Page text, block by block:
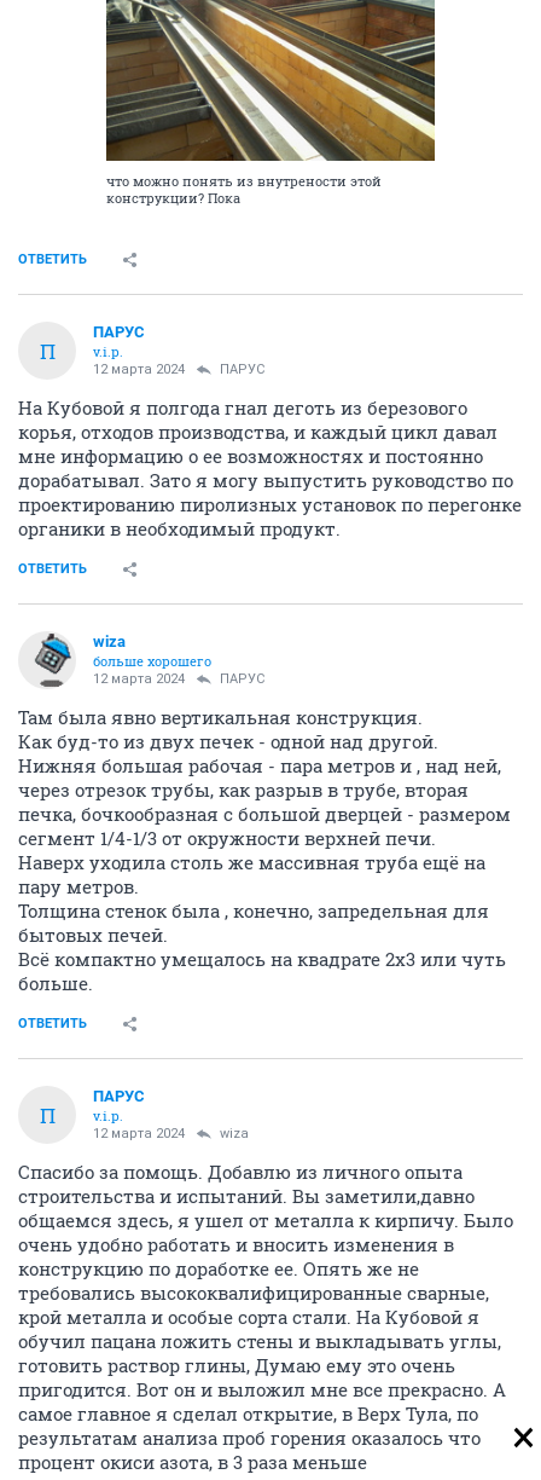
что можно понять из внутрености этой
конструкции? Пока
ОТВЕТИТЬ
П
ПАРУС
v.i.p.
12 марта 2024 ПАРУС
На Кубовой я полгода гнал деготь из березового
корья, отходов производства, и каждый цикл давал
мне информацию о ее возможностях и постоянно
дорабатывал. Зато я могу выпустить руководство по
проектированию пиролизных установок по перегонке
органики в необходимый продукт.
ОТВЕТИТЬ
wiza
больше хорошего
12 марта 2024 ПАРУС
Там была явно вертикальная конструкция.
Как буд-то из двух печек - одной над другой.
Нижняя большая рабочая - пара метров и , над ней,
через отрезок трубы, как разрыв в трубе, вторая
печка, бочкообразная с большой дверцей - размером
сегмент 1/4-1/3 от окружности верхней печи.
Наверх уходила столь же массивная труба ещё на
пару метров.
Толщина стенок была , конечно, запредельная для
бытовых печей.
Всё компактно умещалось на квадрате 2х3 или чуть
больше.
ОТВЕТИТЬ
П
ПАРУС
v.i.p.
12 марта 2024 wiza
Спасибо за помощь. Добавлю из личного опыта
строительства и испытаний. Вы заметили,давно
общаемся здесь, я ушел от металла к кирпичу. Было
очень удобно работать и вносить изменения в
конструкцию по доработке ее. Опять же не
требовались высококвалифицированные сварные,
крой металла и особые сорта стали. На Кубовой я
обучил пацана ложить стены и выкладывать углы,
готовить раствор глины, Думаю ему это очень
пригодится. Вот он и выложил мне все прекрасно. А
самое главное я сделал открытие, в Верх Тула, по
результатам анализа проб горения оказалось что
процент окиси азота, в 3 раза меньше